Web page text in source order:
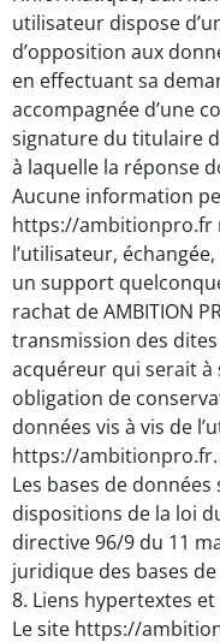
utilisateur dispose
d’opposition aux
en effectuant sa
accompagnée d’une
signature du titulaire
à laquelle la réponse
Aucune information
https://ambitionpro.fr
l’utilisateur,
un support
rachat de AMBITION
transmission des
acquéreur qui serait
obligation de
données vis à vis de
https://ambitionpro.fr.
Les bases de
dispositions de la loi
directive 96/9 du 11
juridique des bases
8. Liens hypertextes et
Le site https://